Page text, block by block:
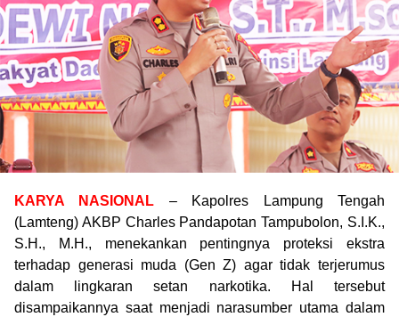
KARYA NASIONAL – Kapolres Lampung Tengah
(Lamteng) AKBP Charles Pandapotan Tampubolon, S.I.K.,
S.H., M.H., menekankan pentingnya proteksi ekstra
terhadap generasi muda (Gen Z) agar tidak terjerumus
dalam lingkaran setan narkotika. Hal tersebut
disampaikannya saat menjadi narasumber utama dalam